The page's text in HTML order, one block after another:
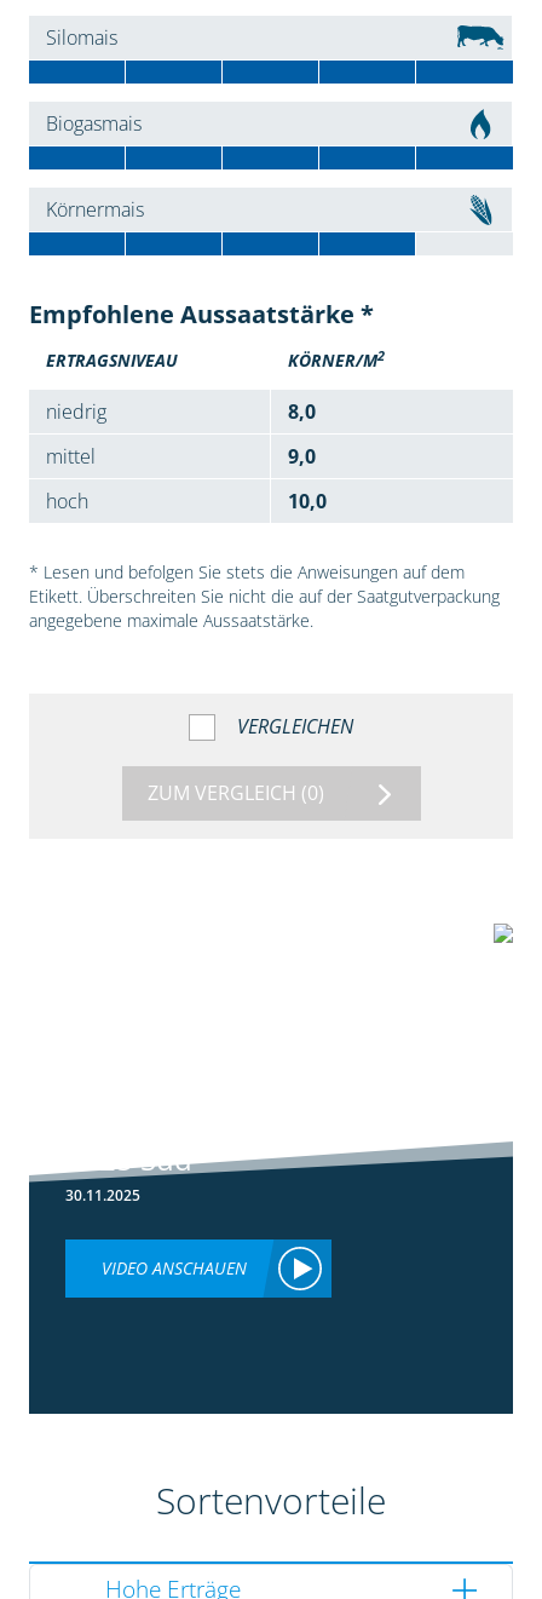
Silomais
Biogasmais
Körnermais
Empfohlene Aussaatstärke *
ERTRAGSNIVEAU KÖRNER/M2
niedrig
8,0
mittel
9,0
hoch
10,0
* Lesen und befolgen Sie stets die Anweisungen auf dem
Etikett. Überschreiten Sie nicht die auf der Saatgutverpackung
angegebene maximale Aussaatstärke.
VERGLEICHEN
ZUM VERGLEICH (0)
2025 Süd
30.11.2025
VIDEO ANSCHAUEN
Sortenvorteile
Hohe Erträge